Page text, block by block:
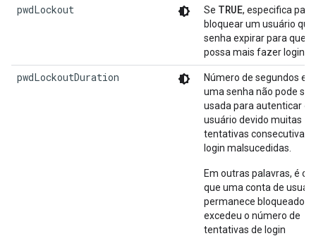
pwdLockout Se TRUE, especifica para
bloquear um usuário
senha expirar para que
possa mais fazer login.
pwdLockoutDuration
Número de segundos
uma senha não pode ser
usada para autenticar o
usuário devido muitas
tentativas consecutivas
login malsucedidas.
Em outras palavras, é o
que uma conta de
permanece bloqueado
excedeu o número de
tentativas de login